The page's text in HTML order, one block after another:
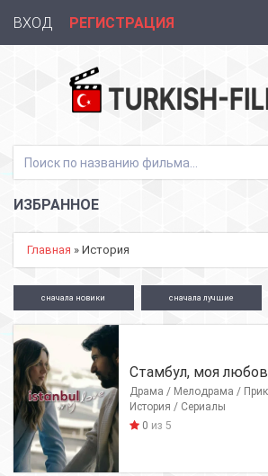
ВХОД РЕГИСТРАЦИЯ
ИЗБРАННОЕ
Главная » История
сначала новики сначала лучшие
Стамбул, моя
Драма / Мелодрама /
История / Сериалы
0 из 5